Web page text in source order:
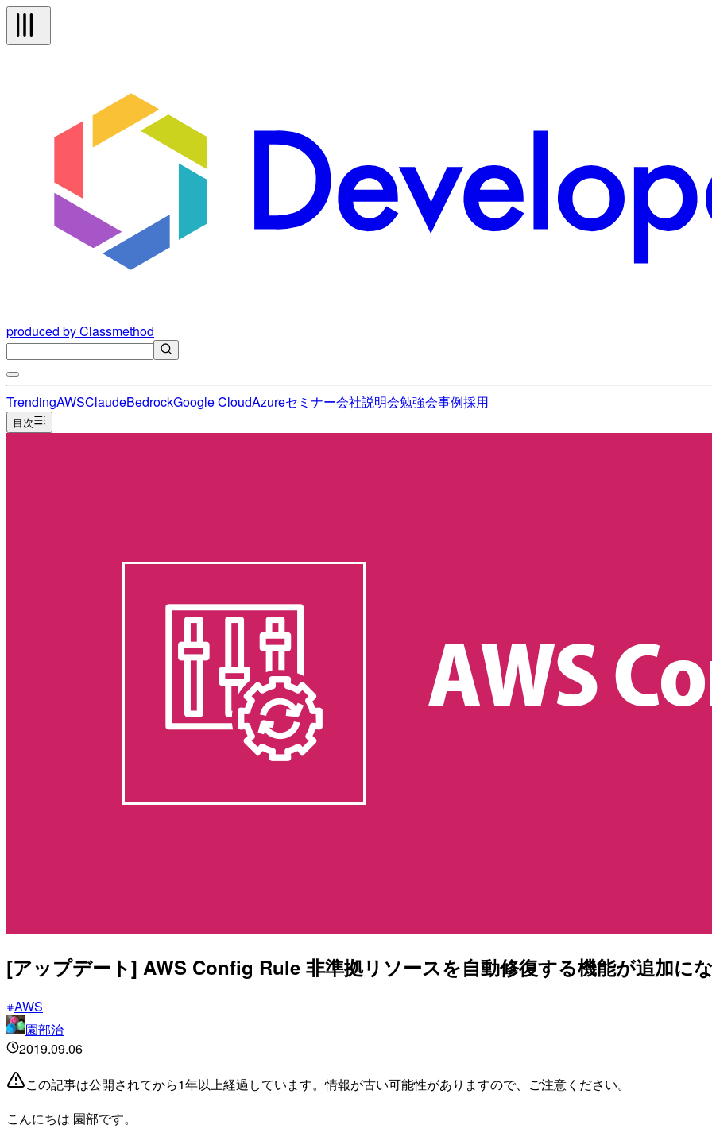
produced by Classmethod
TrendingAWSClaudeBedrockGoogle CloudAzureセミナー会社説明会勉強会事例採用
目次
[アップデート] AWS Config Rule 非準拠リソースを自動修復する機能が追加に
AWS
園部治
2019.09.06
この記事は公開されてから1年以上経過しています。情報が古い可能性がありますので、ご注意ください。
こんにちは 園部です。